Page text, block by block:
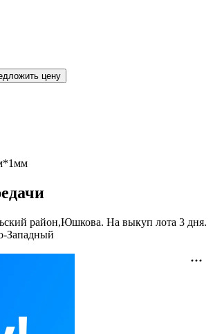
цену
район,Юшкова. На выкуп лота 3 дня.
Западный